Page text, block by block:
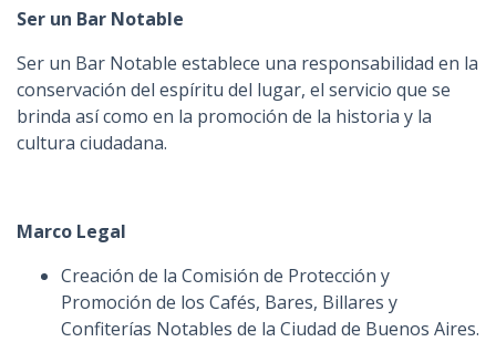
Ser un Bar Notable
Ser un Bar Notable establece una responsabilidad en la
conservación del espíritu del lugar, el servicio que se
brinda así como en la promoción de la historia y la
cultura ciudadana.
Marco Legal
Creación de la Comisión de Protección y
Promoción de los Cafés, Bares, Billares y
Confiterías Notables de la Ciudad de Buenos Aires.